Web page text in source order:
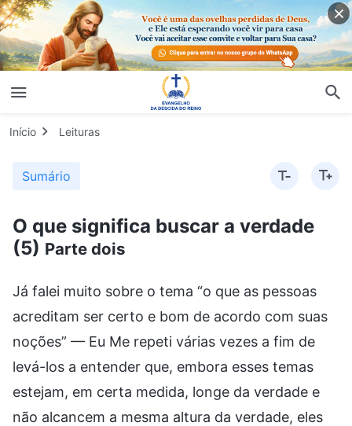
Início Leituras
Sumário
O que significa buscar a verdade
(5) Parte dois
Já falei muito sobre o tema “o que as pessoas
acreditam ser certo e bom de acordo com suas
noções” — Eu Me repeti várias vezes a fim de
levá-los a entender que, embora esses temas
estejam, em certa medida, longe da verdade e
não alcancem a mesma altura da verdade, eles